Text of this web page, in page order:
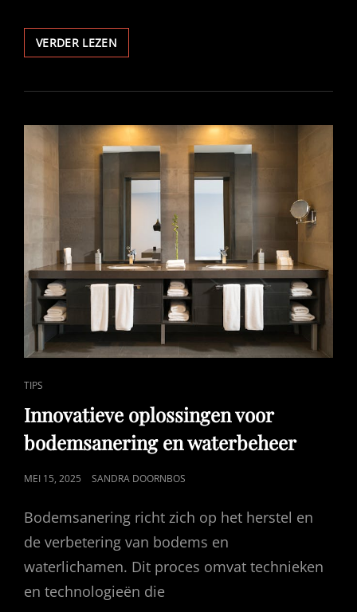
VERDER LEZEN
IN
HANDELSSECTOR
CAT
LINKS
TIPS
Innovatieve oplossingen voor
bodemsanering en waterbeheer
GEPUBLICEERD
MEI 15, 2025 SANDRA DOORNBOS
Bodemsanering richt zich op het herstel en
de verbetering van bodems en
waterlichamen. Dit proces omvat technieken
en technologieën die